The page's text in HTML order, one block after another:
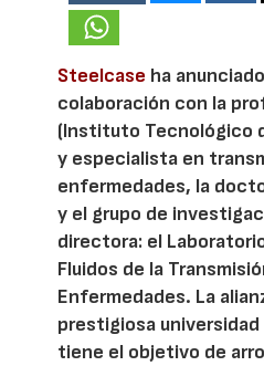
Steelcase ha
colaboración con la
(Instituto Tecnológico
y especialista en
enfermedades, la
y el grupo de
directora: el
Fluidos de la
Enfermedades. La
prestigiosa
tiene el objetivo de